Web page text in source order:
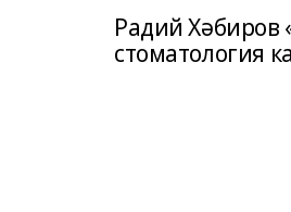
Радий Хәбиров
стоматология